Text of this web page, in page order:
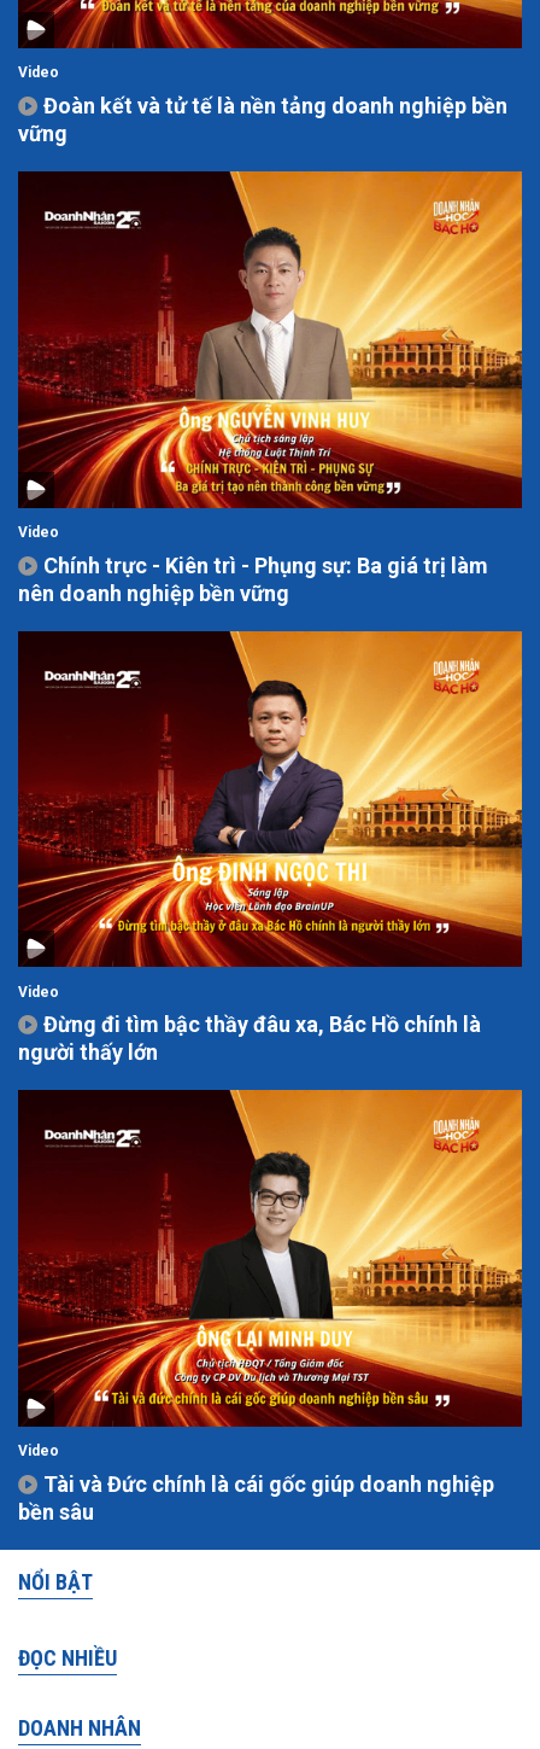
Video
Đoàn kết và tử tế là nền tảng doanh nghiệp bền
vững
Video
Chính trực - Kiên trì - Phụng sự: Ba giá trị làm
nên doanh nghiệp bền vững
Video
Đừng đi tìm bậc thầy đâu xa, Bác Hồ chính là
người thấy lớn
Video
Tài và Đức chính là cái gốc giúp doanh nghiệp
bền sâu
NỔI BẬT
ĐỌC NHIỀU
DOANH NHÂN